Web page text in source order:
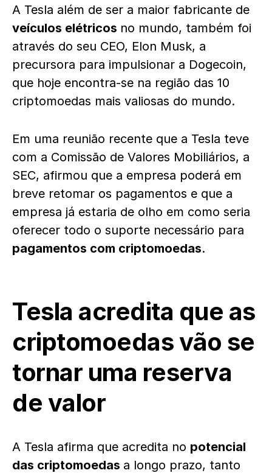
A Tesla além de ser a maior fabricante de
veículos elétricos no mundo, também foi
através do seu CEO, Elon Musk, a
precursora para impulsionar a Dogecoin,
que hoje encontra-se na região das 10
criptomoedas mais valiosas do mundo.
Em uma reunião recente que a Tesla teve
com a Comissão de Valores Mobiliários, a
SEC, afirmou que a empresa poderá em
breve retomar os pagamentos e que a
empresa já estaria de olho em como seria
oferecer todo o suporte necessário para
pagamentos com criptomoedas.
Tesla acredita que as
criptomoedas vão se
tornar uma reserva
de valor
A Tesla afirma que acredita no potencial
das criptomoedas a longo prazo, tanto